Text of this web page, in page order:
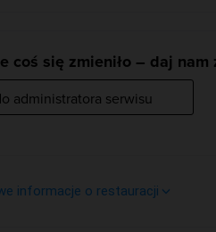
coś się zmieniło – daj nam
administratora serwisu
informacje o restauracji